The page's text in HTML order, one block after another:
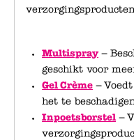
Multispray–
geschikt voor
Gel Crème –
het te
Inpoetsborstel –